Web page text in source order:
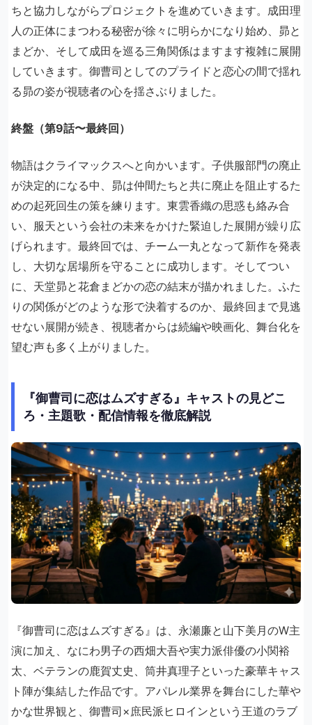
ちと協力しながらプロジェクトを進めていきます。成田理
人の正体にまつわる秘密が徐々に明らかになり始め、昴と
まどか、そして成田を巡る三角関係はますます複雑に展開
していきます。御曹司としてのプライドと恋心の間で揺れ
る昴の姿が視聴者の心を揺さぶりました。
終盤（第9話〜最終回）
物語はクライマックスへと向かいます。子供服部門の廃止
が決定的になる中、昴は仲間たちと共に廃止を阻止するた
めの起死回生の策を練ります。東雲香織の思惑も絡み合
い、服天という会社の未来をかけた緊迫した展開が繰り広
げられます。最終回では、チーム一丸となって新作を発表
し、大切な居場所を守ることに成功します。そしてつい
に、天堂昴と花倉まどかの恋の結末が描かれました。ふた
りの関係がどのような形で決着するのか、最終回まで見逃
せない展開が続き、視聴者からは続編や映画化、舞台化を
望む声も多く上がりました。
『御曹司に恋はムズすぎる』キャストの見どこ
ろ・主題歌・配信情報を徹底解説
『御曹司に恋はムズすぎる』は、永瀬廉と山下美月のW主
演に加え、なにわ男子の西畑大吾や実力派俳優の小関裕
太、ベテランの鹿賀丈史、筒井真理子といった豪華キャス
ト陣が集結した作品です。アパレル業界を舞台にした華や
かな世界観と、御曹司×庶民派ヒロインという王道のラブ